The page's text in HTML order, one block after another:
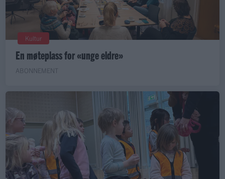
Kultur
En møteplass for «unge eldre»
ABONNEMENT